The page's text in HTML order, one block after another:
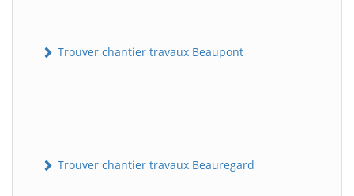
Trouver chantier travaux Beaupont
Trouver chantier travaux Beauregard